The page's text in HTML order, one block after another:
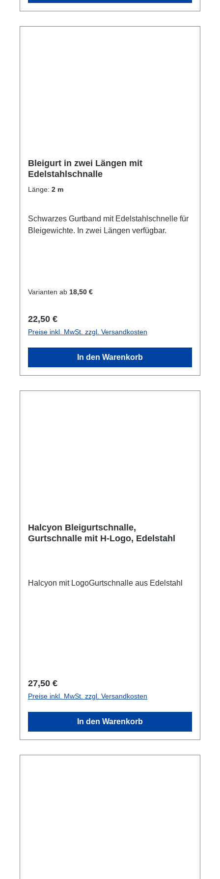
Bleigurt in zwei Längen mit
Edelstahlschnalle
Länge: 2 m
Schwarzes Gurtband mit Edelstahlschnelle für
Bleigewichte. In zwei Längen verfügbar.
Varianten ab 18,50 €
Regulärer Preis:
22,50 €
Preise inkl. MwSt. zzgl. Versandkosten
In den Warenkorb
Halcyon Bleigurtschnalle,
Gurtschnalle mit H-Logo, Edelstahl
Halcyon mit LogoGurtschnalle aus Edelstahl
Regulärer Preis:
27,50 €
Preise inkl. MwSt. zzgl. Versandkosten
In den Warenkorb